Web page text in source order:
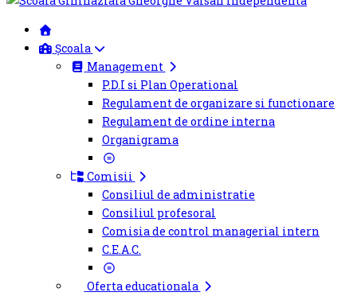
Școala
Management
P.D.I si Plan Operational
Regulament de organizare si functionare
Regulament de ordine interna
Organigrama
Comisii
Consiliul de administratie
Consiliul profesoral
Comisia de control managerial intern
C.E.A.C.
Oferta educationala